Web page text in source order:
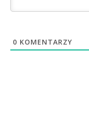
0 KOMENTARZY